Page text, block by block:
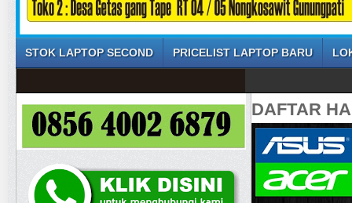
STOK LAPTOP SECOND PRICELIST LAPTOP BARU
DAFTAR